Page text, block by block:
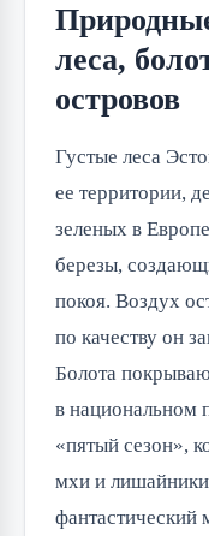
леса,
островов
Густые леса
ее территории,
зеленых в
березы,
покоя. Воздух
по качеству он
Болота
в национальном
«пятый сезон»,
мхи и
фантастический